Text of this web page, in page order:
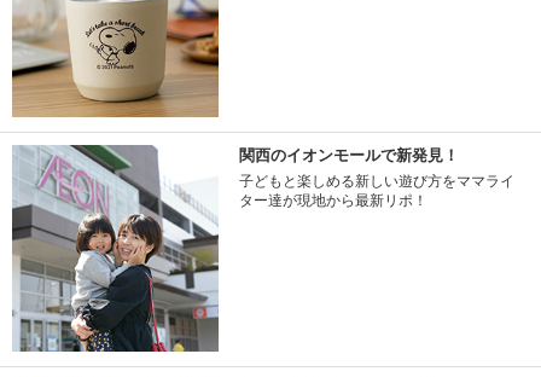
関西のイオンモールで新発見！
子どもと楽しめる新しい遊び方をママライ
ター達が現地から最新リポ！